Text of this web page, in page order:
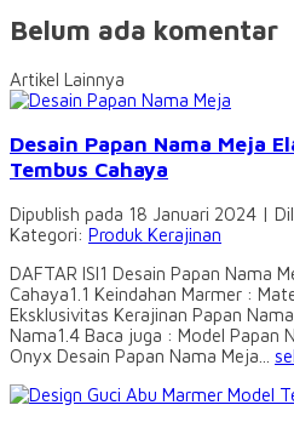
Belum ada komentar
Artikel Lainnya
Desain Papan Nama Meja
Tembus Cahaya
Dipublish pada 18 Januari 2024 |
Kategori: Produk Kerajinan
DAFTAR ISI1 Desain Papan Nama
Cahaya1.1 Keindahan Marmer :
Eksklusivitas Kerajinan Papan
Nama1.4 Baca juga : Model Papan
Onyx Desain Papan Nama Meja...